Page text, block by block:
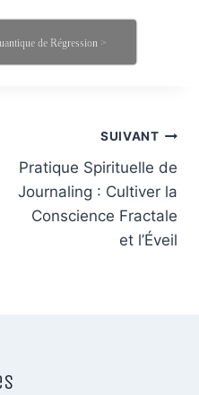
de Régression >
SUIVANT
Pratique Spirituelle de
Journaling : Cultiver la
Conscience Fractale
et l’Éveil